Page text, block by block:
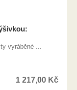
vyráběné ...
1 217,00 Kč